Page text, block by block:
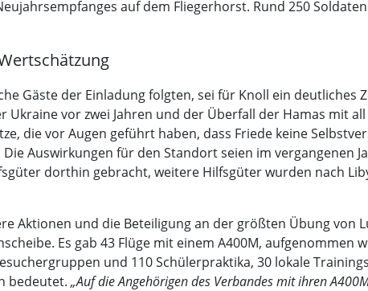
auf dem Fliegerhorst. Rund 250
Gäste der Einladung folgten, sei für Knoll ein
Ukraine vor zwei Jahren und der Überfall der Hamas mit
die vor Augen geführt haben, dass Friede keine
Auswirkungen für den Standort seien im vergangenen
dorthin gebracht, weitere Hilfsgüter wurden nach
Aktionen und die Beteiligung an der größten Übung
Es gab 43 Flüge mit einem A400M, aufgenommen
und 110 Schülerpraktika, 30 lokale
bedeutet. „Auf die Angehörigen des Verbandes mit ihren